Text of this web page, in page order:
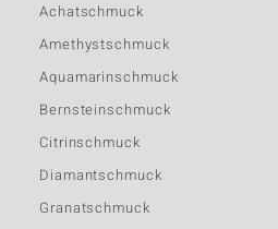
Achatschmuck
Amethystschmuck
Aquamarinschmuck
Bernsteinschmuck
Citrinschmuck
Diamantschmuck
Granatschmuck